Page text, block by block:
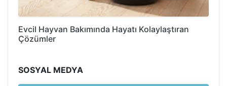
Evcil Hayvan Bakımında Hayatı Kolaylaştıran
Çözümler
SOSYAL MEDYA